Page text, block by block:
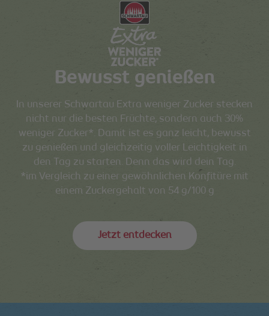
Bewusst genießen
In unserer Schwartau Extra weniger Zucker stecken
nicht nur die besten Früchte, sondern auch 30%
weniger Zucker*. Damit ist es ganz leicht, bewusst
zu genießen und gleichzeitig voller Leichtigkeit in
den Tag zu starten. Denn das wird dein Tag.
*im Vergleich zu einer gewöhnlichen Konfitüre mit
einem Zuckergehalt von 54 g/100 g
Jetzt entdecken